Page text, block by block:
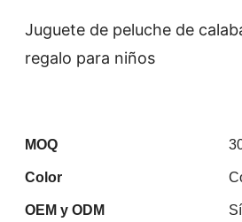
Juguete de peluche de
regalo para niños
MOQ
Color
OEM y ODM Sí